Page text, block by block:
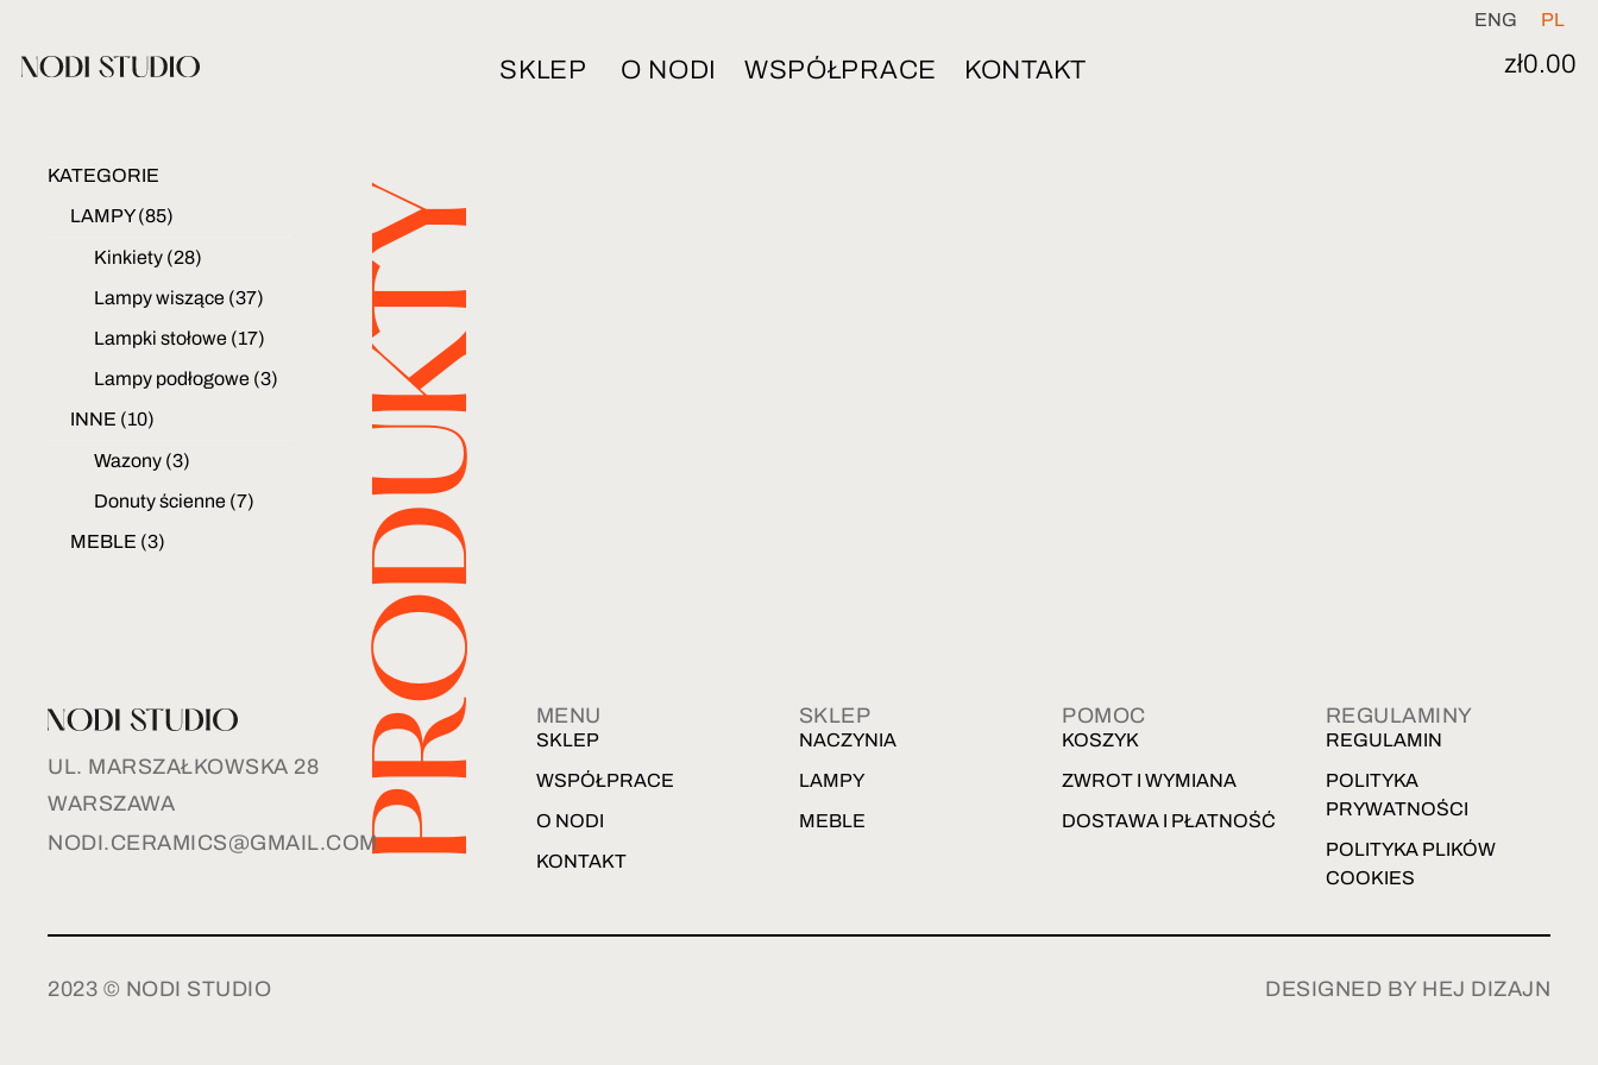
ENG PL
SKLEP O NODI WSPÓŁPRACE KONTAKT zł0.00
KATEGORIE
LAMPY(85)
Kinkiety (28)
Lampy wiszące (37)
Lampki stołowe (17)
Lampy podłogowe (3)
INNE (10)
Wazony (3)
Donuty ścienne (7)
MEBLE (3) PRODUKTY
UL. MARSZAŁKOWSKA 28
WARSZAWA
NODI.CERAMICS@GMAIL.COM
MENU
SKLEP
WSPÓŁPRACE
O NODI
KONTAKT
SKLEP
NACZYNIA
LAMPY
MEBLE
POMOC
KOSZYK
ZWROT I WYMIANA
DOSTAWA I PŁATNOŚĆ
REGULAMINY
REGULAMIN
POLITYKA
PRYWATNOŚCI
POLITYKA PLIKÓW
COOKIES
2023 © NODI STUDIO DESIGNED BY HEJ DIZAJN